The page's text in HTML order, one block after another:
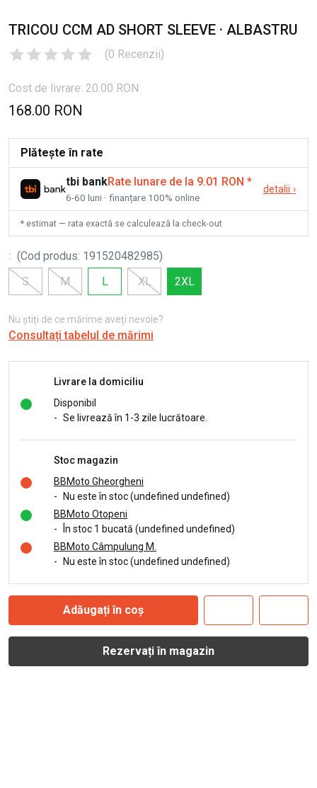
TRICOU CCM AD SHORT SLEEVE · ALBASTRU
(0 Recenzii)
Cost de livrare: 20.00 RON
168.00 RON
Plătește în rate
tbi bankRate lunare de la 9.01 RON *
6-60 luni · finanțare 100% online
detalii ›
* estimat — rata exactă se calculează la check-out
: (Cod produs: 191520482985)
S
M L XL 2XL
Nu știți de ce mărime aveți nevoie?
Consultați tabelul de mărimi
Livrare la domiciliu
Disponibil
- Se livrează în 1-3 zile lucrătoare.
Stoc magazin
BBMoto Gheorgheni
-
Nu este în stoc (undefined undefined)
BBMoto Otopeni
-
În stoc 1 bucată (undefined undefined)
BBMoto Câmpulung M.
-
Nu este în stoc (undefined undefined)
Adăugați în coș
Rezervați în magazin